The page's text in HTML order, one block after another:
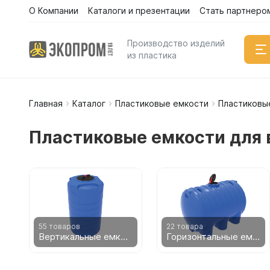
Каталог
О Компании Каталоги и презентации Стать
Производство изделий
из пластика
Емкости
Емкости
Емкости
Главная Каталог Пластиковые емкости
Пластиковые емкости
55 товаров
Вертикальные емкости
22 товара
Горизонтальные емкости